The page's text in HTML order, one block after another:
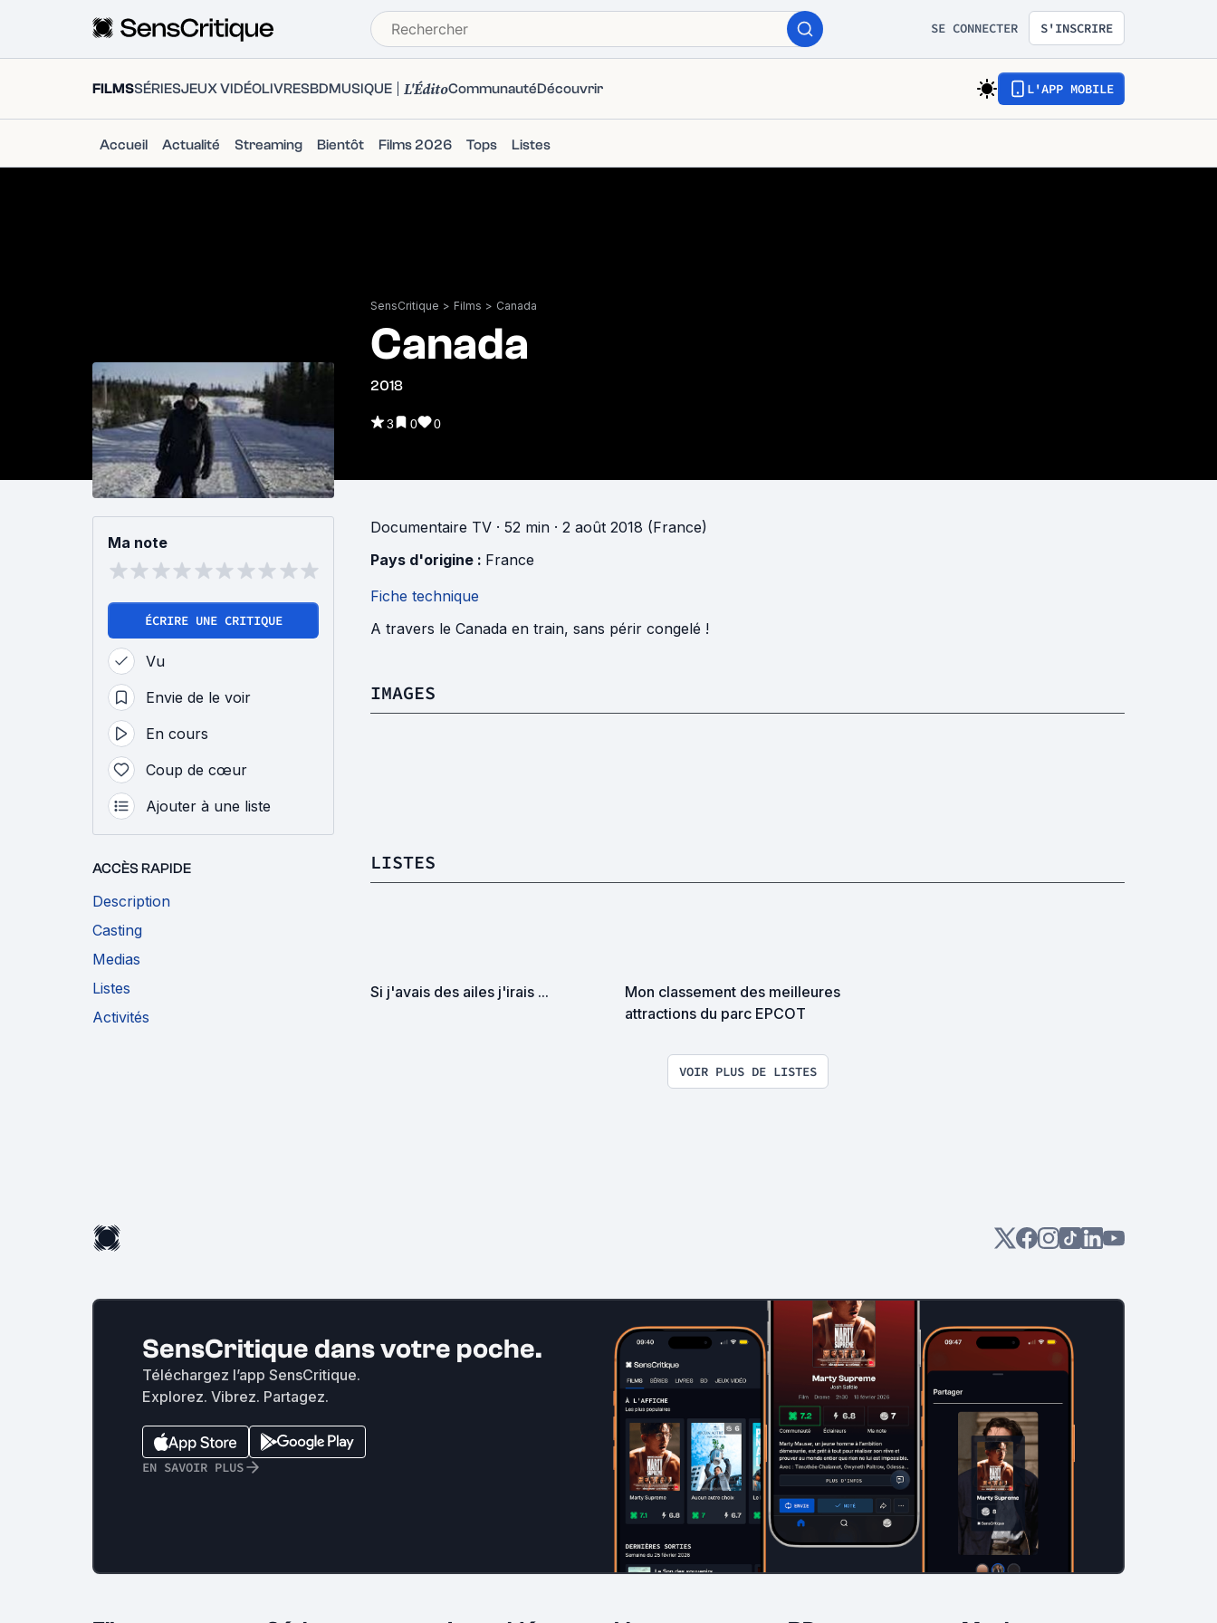
SE CONNECTER S'INSCRIRE
FILMSSÉRIESJEUX VIDÉOLIVRESBDMUSIQUE L'ÉditoCommunautéDécouvrir L'APP MOBILE
Accueil Actualité Streaming Bientôt Films 2026 Tops Listes
SensCritique > Films > Canada
Canada
2018
3 0 0
Ma note
ÉCRIRE UNE CRITIQUE
Vu
Envie de le voir
En cours
Coup de cœur
Ajouter à une liste
ACCÈS RAPIDE
Description
Casting
Medias
Listes
Activités
Documentaire TV · 52 min · 2 août 2018 (France)
Pays d'origine : France
Fiche technique
A travers le Canada en train, sans périr congelé !
IMAGES
LISTES
Si j'avais des ailes j'irais ...
Mon classement des meilleures
attractions du parc EPCOT
VOIR PLUS DE LISTES
SensCritique dans votre poche.
Téléchargez l’app SensCritique.
Explorez. Vibrez. Partagez.
EN SAVOIR PLUS